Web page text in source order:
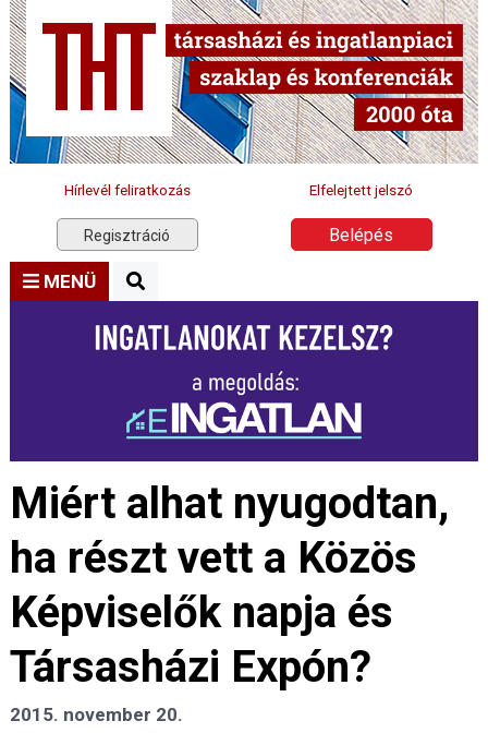
Hírlevél feliratkozás Elfelejtett jelszó
Regisztráció Belépés
MENÜ
Miért alhat nyugodtan,
ha részt vett a Közös
Képviselők napja és
Társasházi Expón?
2015. november 20.